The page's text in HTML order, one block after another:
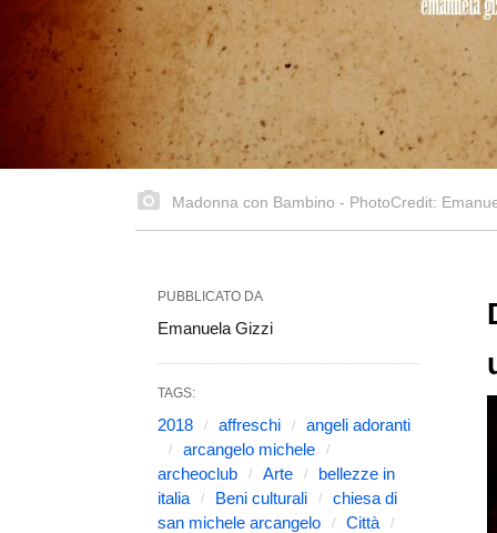
Madonna con Bambino - PhotoCredit:
PUBBLICATO DA
Emanuela Gizzi
TAGS:
2018 affreschi
angeli adoranti
arcangelo michele
archeoclub
Arte
bellezze in
italia
Beni culturali
chiesa di
san michele arcangelo
Città